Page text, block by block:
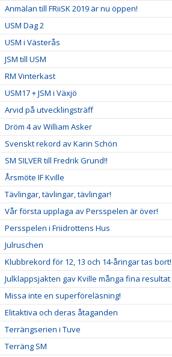
Anmälan till FRiiSK 2019 är nu öppen!
USM Dag 2
USM i Västerås
JSM till USM
RM Vinterkast
USM17 + JSM i Växjö
Arvid på utvecklingsträff
Dröm 4 av William Asker
Svenskt rekord av Karin Schön
SM SILVER till Fredrik Grund!!
Årsmöte IF Kville
Tävlingar, tävlingar, tävlingar!
Vår första upplaga av Persspelen är över!
Persspelen i Friidrottens Hus
Julruschen
Klubbrekord för 12, 13 och 14-åringar tas bort!
Julklappsjakten gav Kville många fina resultat
Missa inte en superföreläsning!
Elitaktiva och deras åtaganden
Terrängserien i Tuve
Terräng SM